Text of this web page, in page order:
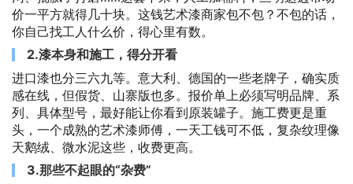
价一平方就得几十块。这钱艺术漆商家包不包？不包的话，
你自己找工人什么价，得心里有数。
2.漆本身和施工，得分开看
进口漆也分三六九等。意大利、德国的一些老牌子，确实质
感在线，但假货、山寨版也多。报价单上必须写明品牌、系
列、具体型号，最好能让你看到原装罐子。施工费更是重
头，一个成熟的艺术漆师傅，一天工钱可不低，复杂纹理像
天鹅绒、微水泥这些，收费更高。
3.那些不起眼的“杂费”